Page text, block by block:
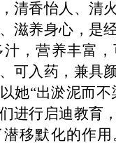
清香怡人、清
滋养身心，是
，营养丰富
可入药，兼具
她“出淤泥而
进行启迪教育
移默化的作